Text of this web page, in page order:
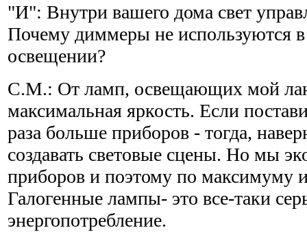
"И": Внутри вашего дома свет
Почему диммеры не используются
освещении?
С.М.: От ламп, освещающих мой
максимальная яркость. Если
раза больше приборов - тогда,
создавать световые сцены. Но мы
приборов и поэтому по максимуму
Галогенные лампы- это все-таки
энергопотребление.